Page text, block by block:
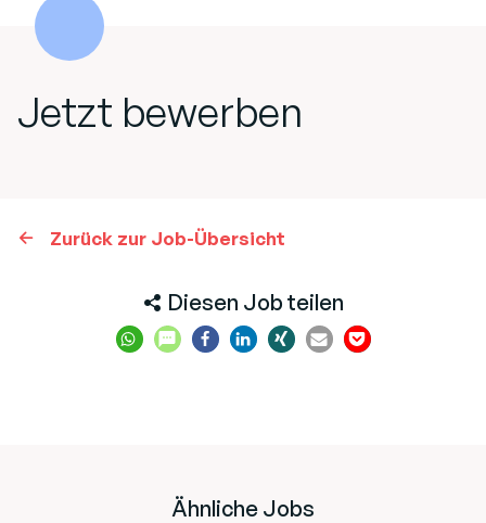
Jetzt bewerben
Zurück zur Job-Übersicht
Diesen Job teilen
Ähnliche Jobs